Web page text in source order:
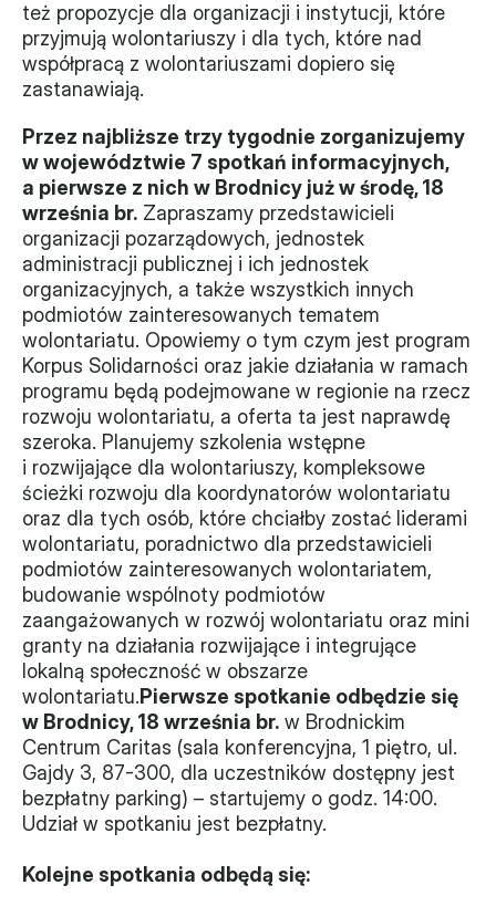
Procedura
Monitorujemy
Działania z ostatnich lat
Sprawy
Forum Dobrego Prawa
Certyfikujemy
Certyfikat
Edycja 2024
Laureaci
też propozycje dla organizacji i instytucji, które
przyjmują wolontariuszy i dla tych, które nad
współpracą z wolontariuszami dopiero się
zastanawiają.
Przez najbliższe trzy tygodnie zorganizujemy
w województwie 7 spotkań informacyjnych,
a pierwsze z nich w Brodnicy już w środę, 18
września br. Zapraszamy przedstawicieli
organizacji pozarządowych, jednostek
administracji publicznej i ich jednostek
organizacyjnych, a także wszystkich innych
podmiotów zainteresowanych tematem
wolontariatu. Opowiemy o tym czym jest program
Korpus Solidarności oraz jakie działania w ramach
programu będą podejmowane w regionie na rzecz
rozwoju wolontariatu, a oferta ta jest naprawdę
szeroka. Planujemy szkolenia wstępne
i rozwijające dla wolontariuszy, kompleksowe
ścieżki rozwoju dla koordynatorów wolontariatu
oraz dla tych osób, które chciałby zostać liderami
wolontariatu, poradnictwo dla przedstawicieli
podmiotów zainteresowanych wolontariatem,
budowanie wspólnoty podmiotów
zaangażowanych w rozwój wolontariatu oraz mini
granty na działania rozwijające i integrujące
lokalną społeczność w obszarze
wolontariatu.Pierwsze spotkanie odbędzie się
w Brodnicy, 18 września br. w Brodnickim
Centrum Caritas (sala konferencyjna, 1 piętro, ul.
Gajdy 3, 87-300, dla uczestników dostępny jest
bezpłatny parking) – startujemy o godz. 14:00.
Udział w spotkaniu jest bezpłatny.
Kolejne spotkania odbędą się: